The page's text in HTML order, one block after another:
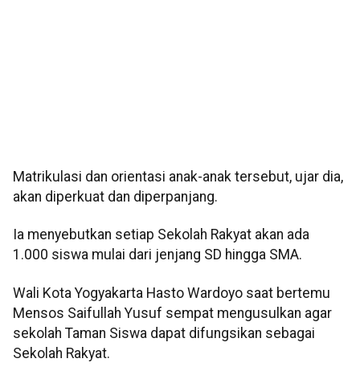
Matrikulasi dan orientasi anak-anak tersebut, ujar dia,
akan diperkuat dan diperpanjang.
Ia menyebutkan setiap Sekolah Rakyat akan ada
1.000 siswa mulai dari jenjang SD hingga SMA.
Wali Kota Yogyakarta Hasto Wardoyo saat bertemu
Mensos Saifullah Yusuf sempat mengusulkan agar
sekolah Taman Siswa dapat difungsikan sebagai
Sekolah Rakyat.